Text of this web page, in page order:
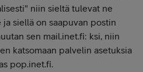
niin sieltä tulevat ne
siellä on saapuvan postin
sen mail.inet.fi: ksi, niin
katsomaan palvelin asetuksia
pop.inet.fi.